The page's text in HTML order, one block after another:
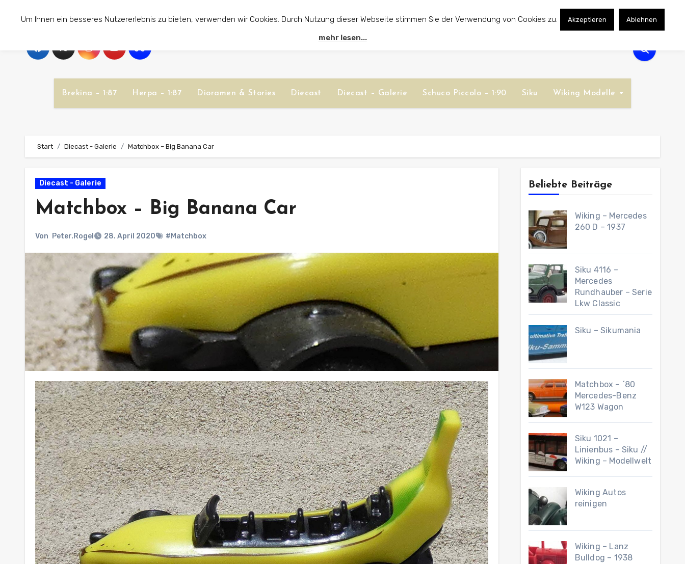
Inhalt
Brekina – 1:87 Herpa – 1:87 Dioramen & Stories Diecast Diecast – Galerie Schuco Piccolo – 1:90 Siku Wiking Modelle
Start Diecast - Galerie Matchbox – Big Banana Car
Diecast - Galerie
Matchbox – Big Banana Car
Von Peter.Rogel 28. April 2020 #Matchbox
Beliebte Beiträge
Wiking – Mercedes
260 D – 1937
Siku 4116 –
Mercedes
Rundhauber – Serie
Lkw Classic
Siku – Sikumania
Matchbox – ´80
Mercedes-Benz
W123 Wagon
Siku 1021 –
Linienbus – Siku //
Wiking – Modellwelt
Wiking Autos
reinigen
Wiking – Lanz
Bulldog – 1938
Um Ihnen ein besseres Nutzererlebnis zu bieten, verwenden wir Cookies. Durch Nutzung dieser Webseite stimmen Sie der Verwendung von Cookies zu. Akzeptieren Ablehnen
mehr lesen...